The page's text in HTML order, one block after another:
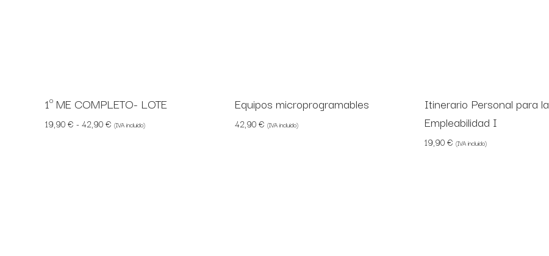
1º ME COMPLETO- LOTE
19,90€ -42,90€ Rango de precios: desde 19,90 € hasta 42,90 €
(IVA incluido)
Equipos microprogramables
42,90€ (IVA incluido)
Itinerario Personal para la
Empleabilidad I
19,90€ (IVA incluido)